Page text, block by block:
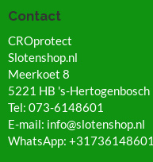
Contact
CROprotect
Slotenshop.nl
Meerkoet 8
5221 HB 's-Hertogenbosch
Tel: 073-6148601
E-mail: info@slotenshop.nl
WhatsApp: +31736148601